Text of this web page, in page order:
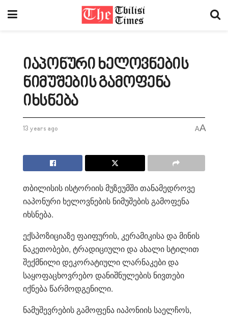
იაპონური ხელოვნების
ნიმუშების გამოფენა
იხსნება
13 years ago AA
თბილისის ისტორიის მუზეუმში თანამედროვე
იაპონური ხელოვნების ნიმუშების გამოფენა
იხსნება.
ექსპოზიციაზე ფაიფურის, კერამიკისა და მინის
ნაკეთობები, ტრადიციული და ახალი სტილით
შექმნილი დეკორატიული ლარნაკები და
საყოფაცხოვრებო დანიშნულების ნივთები
იქნება წარმოდგენილი.
ნამუშევრების გამოფენა იაპონიის საელჩოს,